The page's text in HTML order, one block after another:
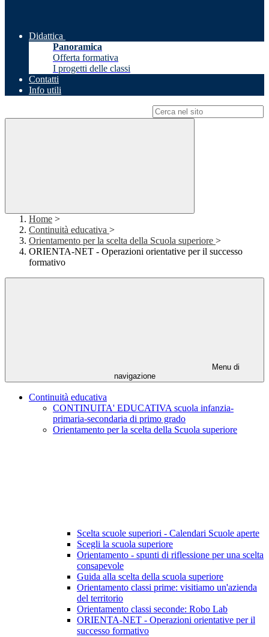
Didattica
Panoramica
Offerta formativa
I progetti delle classi
Contatti
Info utili
Home >
Continuità educativa >
Orientamento per la scelta della Scuola superiore >
ORIENTA-NET - Operazioni orientative per il successo
formativo
Menu di
navigazione
Continuità educativa
CONTINUITA' EDUCATIVA scuola infanzia-
primaria-secondaria di primo grado
Orientamento per la scelta della Scuola superiore
Scelta scuole superiori - Calendari Scuole aperte
Scegli la scuola superiore
Orientamento - spunti di riflessione per una scelta
consapevole
Guida alla scelta della scuola superiore
Orientamento classi prime: visitiamo un'azienda
del territorio
Orientamento classi seconde: Robo Lab
ORIENTA-NET - Operazioni orientative per il
successo formativo